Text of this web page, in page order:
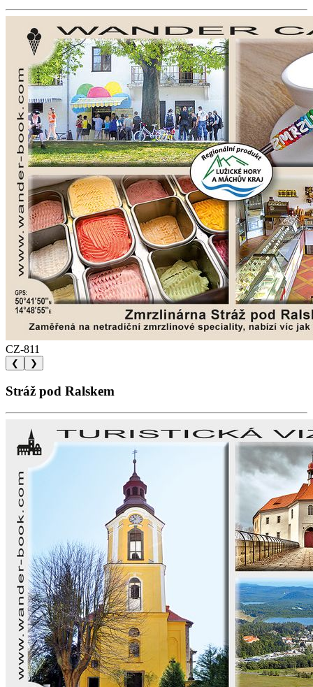
CZ-811
❮ ❯
Stráž pod Ralskem